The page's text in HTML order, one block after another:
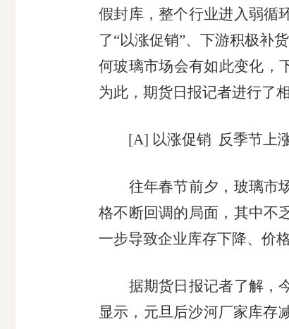
假封库，整个行业进入弱循
了“以涨促销”、下游积极补
何玻璃市场会有如此变化，
为此，期货日报记者进行了
[A] 以涨促销 反季节上
往年春节前夕，玻璃市
格不断回调的局面，其中不
一步导致企业库存下降、价
据期货日报记者了解，
显示，元旦后沙河厂家库存